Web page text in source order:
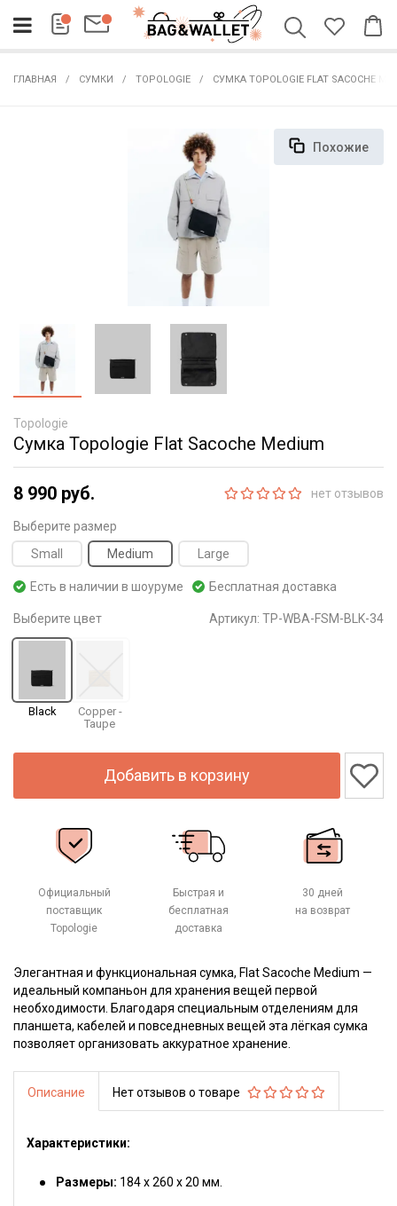
ГЛАВНАЯ СУМКИ TOPOLOGIE СУМКА TOPOLOGIE FLAT SACOCHE
Похожие
Topologie
Сумка Topologie Flat Sacoche Medium
8 990 руб. нет отзывов
Выберите размер
Medium
Large
Small
Есть в наличии в шоуруме Бесплатная доставка
Выберите цвет Артикул: TP-WBA-FSM-BLK-34
Black
Copper -
Taupe
Добавить в корзину
Официальный
поставщик
Topologie
Быстрая и
бесплатная
доставка
30 дней
на возврат
Элегантная и функциональная сумка, FlatSacoche Medium —
идеальный компаньон для хранения вещей первой
необходимости. Благодаря специальным отделениям для
планшета, кабелей и повседневных вещей эта лёгкая сумка
позволяеторганизовать аккуратное хранение.
Описание Нет отзывов о товаре
Характеристики:
Размеры: 184 х 260 х 20 мм.